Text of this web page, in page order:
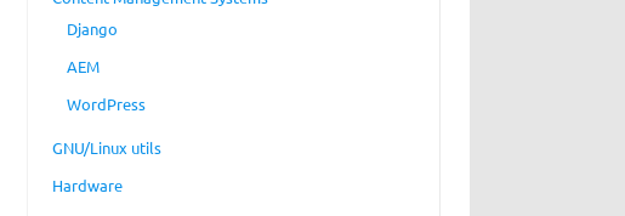
Django
AEM
WordPress
GNU/Linux utils
Hardware